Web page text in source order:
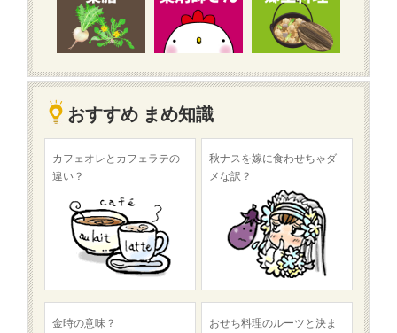
おすすめ まめ知識
カフェオレとカフェラテの
違い？
秋ナスを嫁に食わせちゃダ
メな訳？
金時の意味？
おせち料理のルーツと決ま